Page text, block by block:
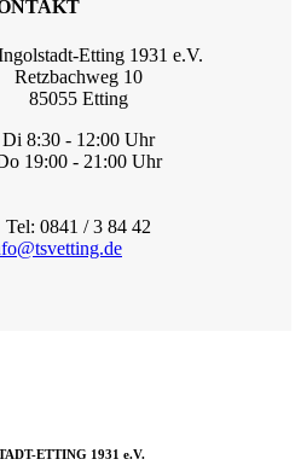
Etting 1931 e.V.
Retzbachweg 10
85055 Etting
Di 8:30 - 12:00 Uhr
19:00 - 21:00 Uhr
Tel: 0841 / 3 84 42
ETTING 1931 e.V.